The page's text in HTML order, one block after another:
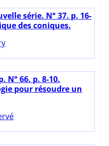
série. N° 37. p. 16-
des coniques.
N° 66. p. 8-10.
pour résoudre un